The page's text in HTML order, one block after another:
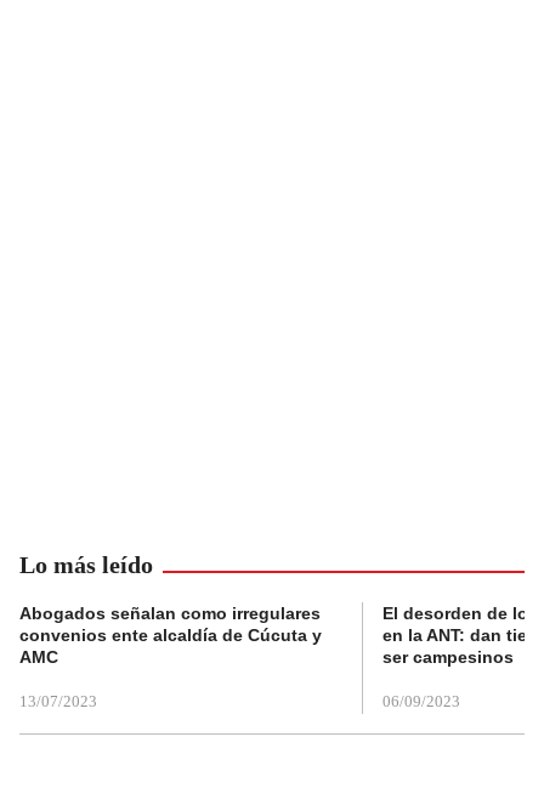
Lo más leído
Abogados señalan como irregulares
convenios ente alcaldía de Cúcuta y
AMC
13/07/2023
El desorden de
en la ANT: dan
ser campesinos
06/09/2023